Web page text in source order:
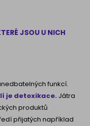
JSOU U NICH
funkcí.
je detoxikace. Játra
produktů
přijatých například